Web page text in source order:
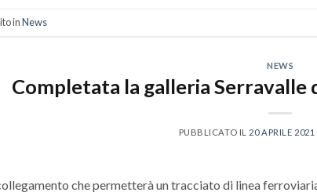
inNews
NEWS
Completata la galleria Serravalle
PUBBLICATO IL 20 APRILE 2021
che permetterà un tracciato di linea